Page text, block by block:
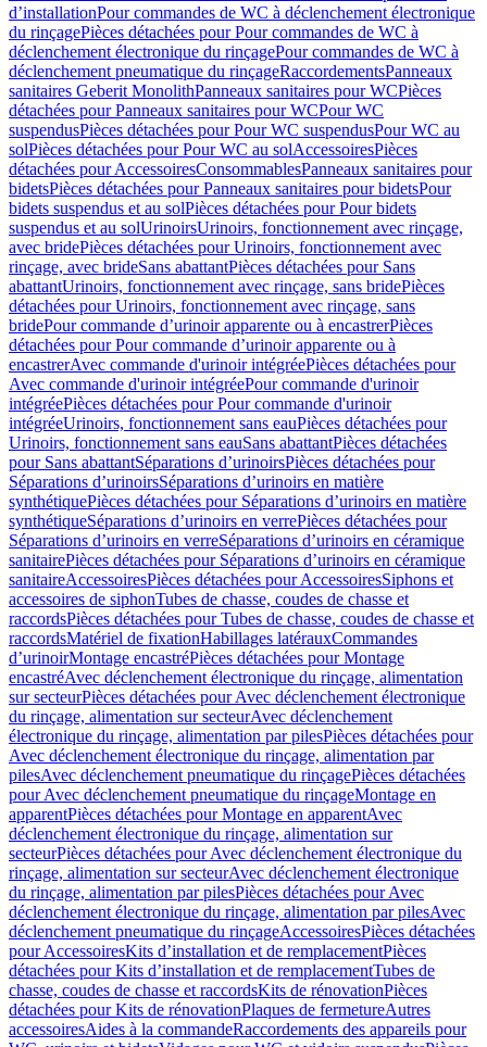
d’installationPour commandes de WC à déclenchement électronique
du rinçagePièces détachées pour Pour commandes de WC à
déclenchement électronique du rinçagePour commandes de WC à
déclenchement pneumatique du rinçageRaccordementsPanneaux
sanitaires Geberit MonolithPanneaux sanitaires pour WCPièces
détachées pour Panneaux sanitaires pour WCPour WC
suspendusPièces détachées pour Pour WC suspendusPour WC au
solPièces détachées pour Pour WC au solAccessoiresPièces
détachées pour AccessoiresConsommablesPanneaux sanitaires pour
bidetsPièces détachées pour Panneaux sanitaires pour bidetsPour
bidets suspendus et au solPièces détachées pour Pour bidets
suspendus et au solUrinoirsUrinoirs, fonctionnement avec rinçage,
avec bridePièces détachées pour Urinoirs, fonctionnement avec
rinçage, avec brideSans abattantPièces détachées pour Sans
abattantUrinoirs, fonctionnement avec rinçage, sans bridePièces
détachées pour Urinoirs, fonctionnement avec rinçage, sans
bridePour commande d’urinoir apparente ou à encastrerPièces
détachées pour Pour commande d’urinoir apparente ou à
encastrerAvec commande d'urinoir intégréePièces détachées pour
Avec commande d'urinoir intégréePour commande d'urinoir
intégréePièces détachées pour Pour commande d'urinoir
intégréeUrinoirs, fonctionnement sans eauPièces détachées pour
Urinoirs, fonctionnement sans eauSans abattantPièces détachées
pour Sans abattantSéparations d’urinoirsPièces détachées pour
Séparations d’urinoirsSéparations d’urinoirs en matière
synthétiquePièces détachées pour Séparations d’urinoirs en matière
synthétiqueSéparations d’urinoirs en verrePièces détachées pour
Séparations d’urinoirs en verreSéparations d’urinoirs en céramique
sanitairePièces détachées pour Séparations d’urinoirs en céramique
sanitaireAccessoiresPièces détachées pour AccessoiresSiphons et
accessoires de siphonTubes de chasse, coudes de chasse et
raccordsPièces détachées pour Tubes de chasse, coudes de chasse et
raccordsMatériel de fixationHabillages latérauxCommandes
dʼurinoirMontage encastréPièces détachées pour Montage
encastréAvec déclenchement électronique du rinçage, alimentation
sur secteurPièces détachées pour Avec déclenchement électronique
du rinçage, alimentation sur secteurAvec déclenchement
électronique du rinçage, alimentation par pilesPièces détachées pour
Avec déclenchement électronique du rinçage, alimentation par
pilesAvec déclenchement pneumatique du rinçagePièces détachées
pour Avec déclenchement pneumatique du rinçageMontage en
apparentPièces détachées pour Montage en apparentAvec
déclenchement électronique du rinçage, alimentation sur
secteurPièces détachées pour Avec déclenchement électronique du
rinçage, alimentation sur secteurAvec déclenchement électronique
du rinçage, alimentation par pilesPièces détachées pour Avec
déclenchement électronique du rinçage, alimentation par pilesAvec
déclenchement pneumatique du rinçageAccessoiresPièces détachées
pour AccessoiresKits d’installation et de remplacementPièces
détachées pour Kits d’installation et de remplacementTubes de
chasse, coudes de chasse et raccordsKits de rénovationPièces
détachées pour Kits de rénovationPlaques de fermetureAutres
accessoiresAides à la commandeRaccordements des appareils pour